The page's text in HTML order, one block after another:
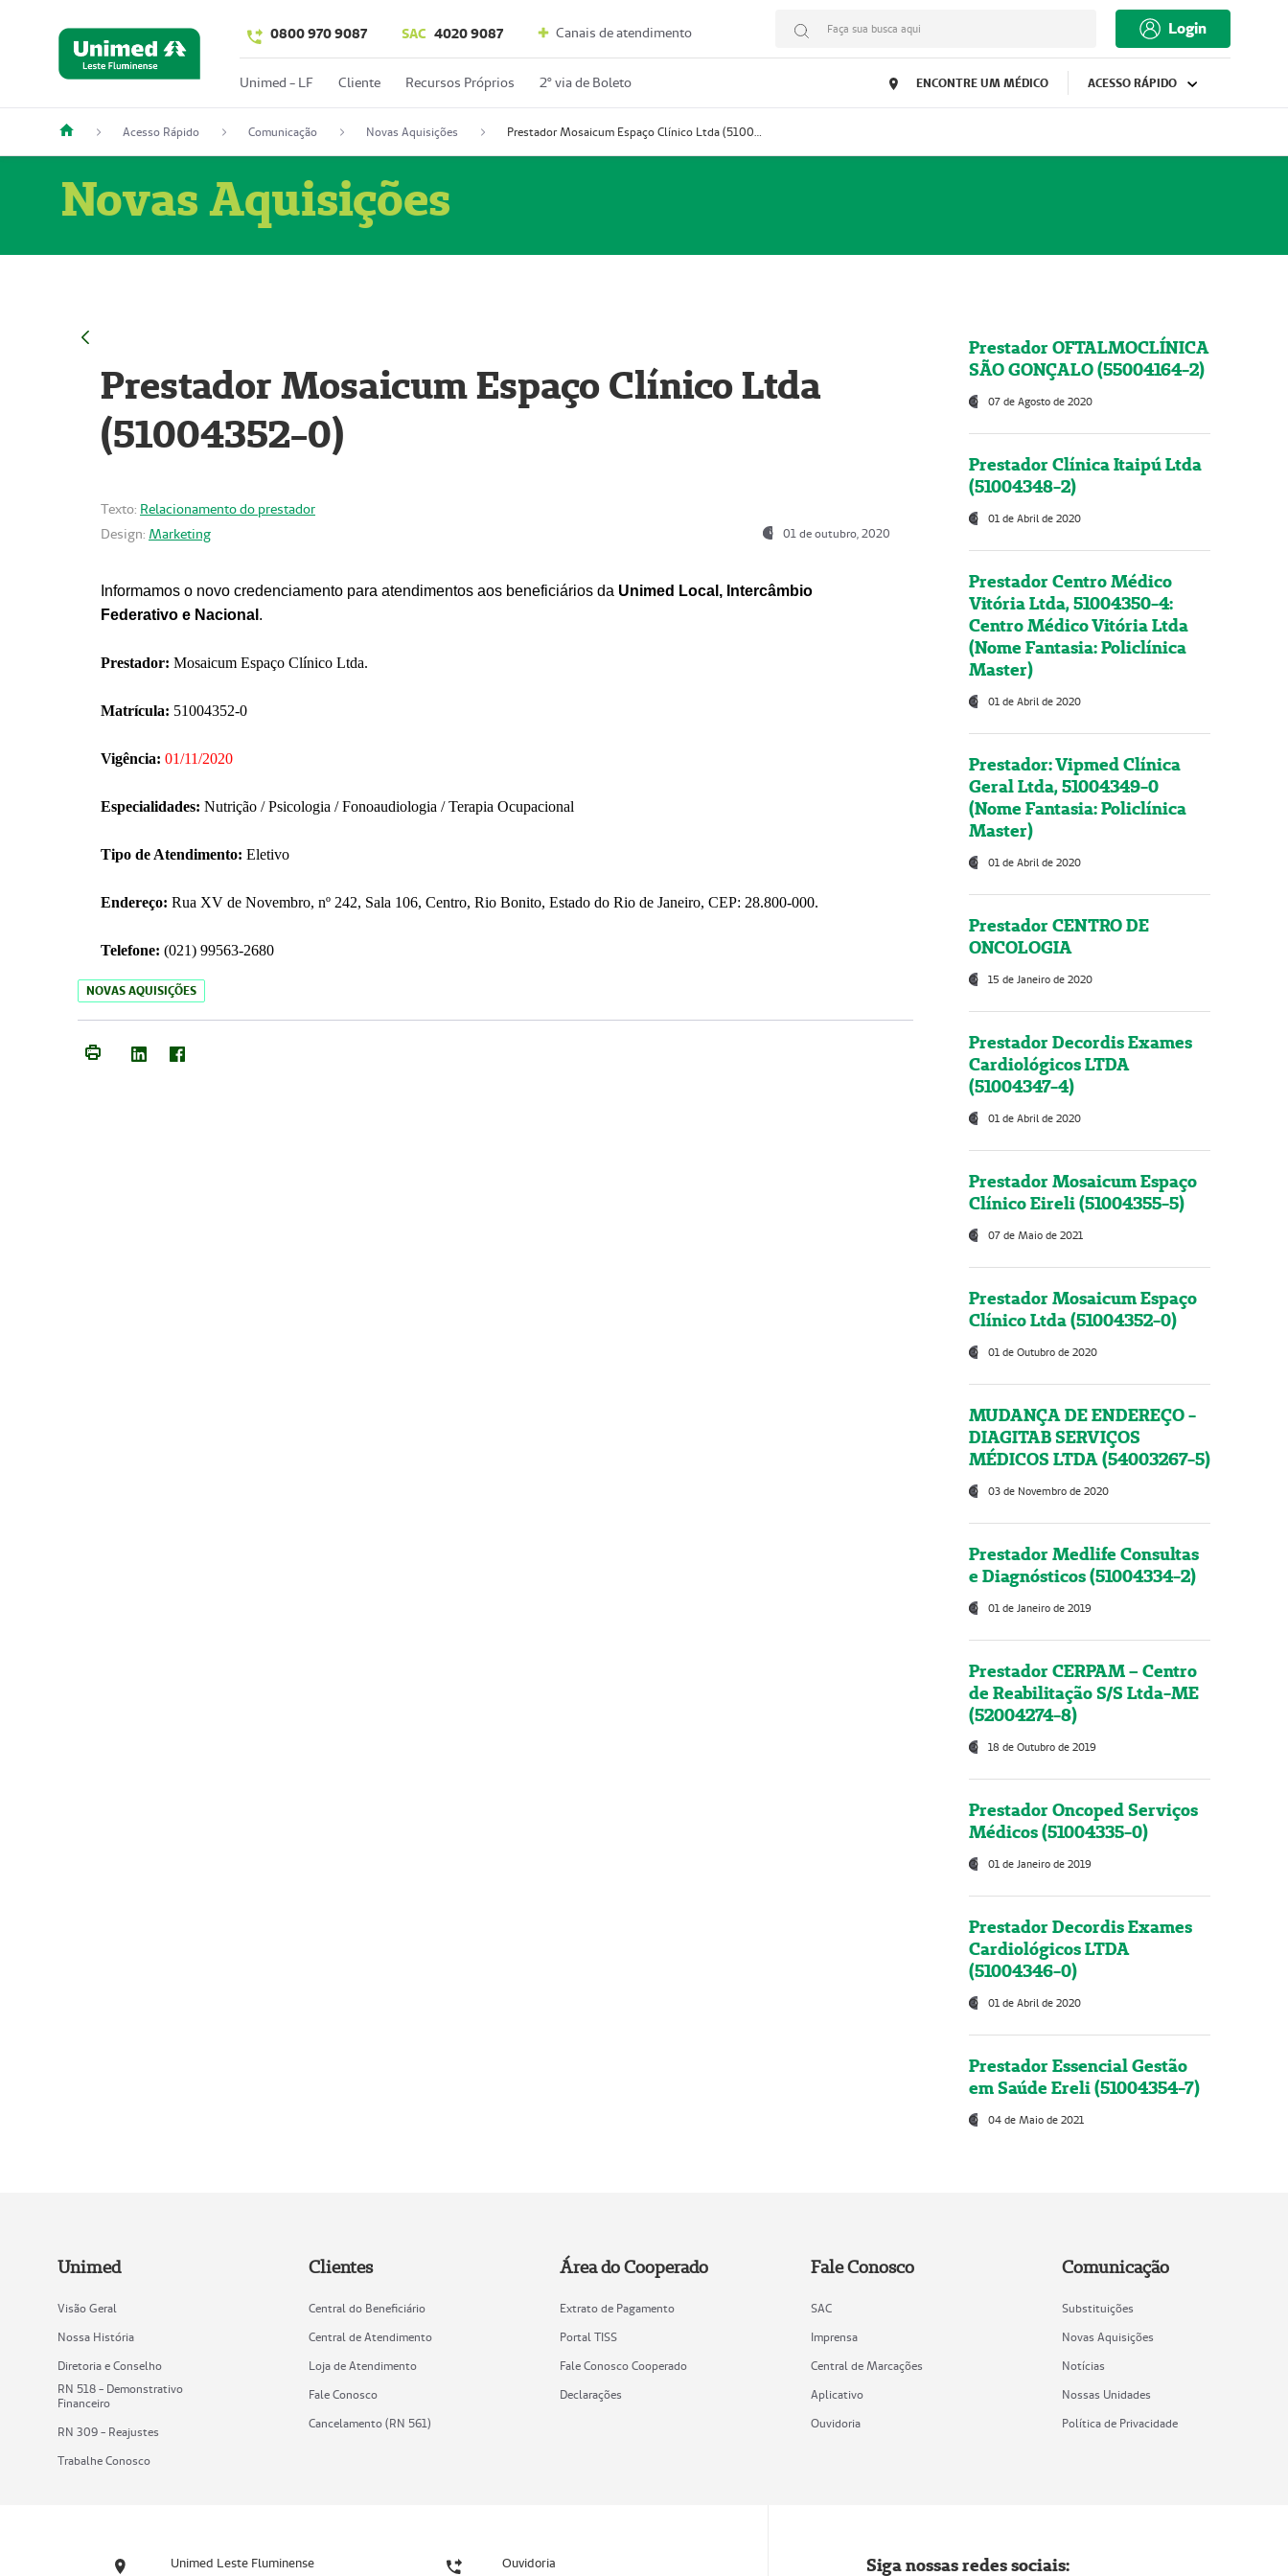
0800 970 9087 SAC 4020 9087 Canais de atendimento Faça sua busca aqui Login
Unimed - LF Cliente Recursos Próprios 2º via de Boleto ENCONTRE UM MÉDICO ACESSO RÁPIDO
Acesso Rápido Comunicação Novas Aquisições Prestador Mosaicum Espaço Clínico Ltda (51004352-0)
Novas Aquisições
Prestador Mosaicum Espaço Clínico Ltda
(51004352-0)
Texto: Relacionamento do prestador
Design: Marketing 01 de outubro, 2020
Informamos o novo credenciamento para atendimentos aos beneficiários da Unimed Local, Intercâmbio
Federativo e Nacional .
Prestador: Mosaicum Espaço Clínico Ltda.
Matrícula: 51004352-0
Vigência: 01/11/2020
Especialidades: Nutrição / Psicologia / Fonoaudiologia / Terapia Ocupacional
Tipo de Atendimento: Eletivo
Endereço: Rua XV de Novembro, nº 242, Sala 106, Centro, Rio Bonito, Estado do Rio de Janeiro, CEP: 28.800-000.
Telefone: (021) 99563-2680
NOVAS AQUISIÇÕES
Prestador OFTALMOCLÍNICA
SÃO GONÇALO (55004164-2)
07 de Agosto de 2020
Prestador Clínica Itaipú Ltda
(51004348-2)
01 de Abril de 2020
Prestador Centro Médico
Vitória Ltda, 51004350-4:
Centro Médico Vitória Ltda
(Nome Fantasia: Policlínica
Master)
01 de Abril de 2020
Prestador: Vipmed Clínica
Geral Ltda, 51004349-0
(Nome Fantasia: Policlínica
Master)
01 de Abril de 2020
Prestador CENTRO DE
ONCOLOGIA
15 de Janeiro de 2020
Prestador Decordis Exames
Cardiológicos LTDA
(51004347-4)
01 de Abril de 2020
Prestador Mosaicum Espaço
Clínico Eireli (51004355-5)
07 de Maio de 2021
Prestador Mosaicum Espaço
Clínico Ltda (51004352-0)
01 de Outubro de 2020
MUDANÇA DE ENDEREÇO -
DIAGITAB SERVIÇOS
MÉDICOS LTDA (54003267-5)
03 de Novembro de 2020
Prestador Medlife Consultas
e Diagnósticos (51004334-2)
01 de Janeiro de 2019
Prestador CERPAM – Centro
de Reabilitação S/S Ltda-ME
(52004274-8)
18 de Outubro de 2019
Prestador Oncoped Serviços
Médicos (51004335-0)
01 de Janeiro de 2019
Prestador Decordis Exames
Cardiológicos LTDA
(51004346-0)
01 de Abril de 2020
Prestador Essencial Gestão
em Saúde Ereli (51004354-7)
04 de Maio de 2021
Unimed
Visão Geral
Nossa História
Diretoria e Conselho
RN 518 - Demonstrativo
Financeiro
RN 309 - Reajustes
Trabalhe Conosco
Clientes
Central do Beneficiário
Central de Atendimento
Loja de Atendimento
Fale Conosco
Cancelamento (RN 561)
Área do Cooperado
Extrato de Pagamento
Portal TISS
Fale Conosco Cooperado
Declarações
Fale Conosco
SAC
Imprensa
Central de Marcações
Aplicativo
Ouvidoria
Comunicação
Substituições
Novas Aquisições
Notícias
Nossas Unidades
Política de Privacidade
Unimed Leste Fluminense Ouvidoria Siga nossas redes sociais: